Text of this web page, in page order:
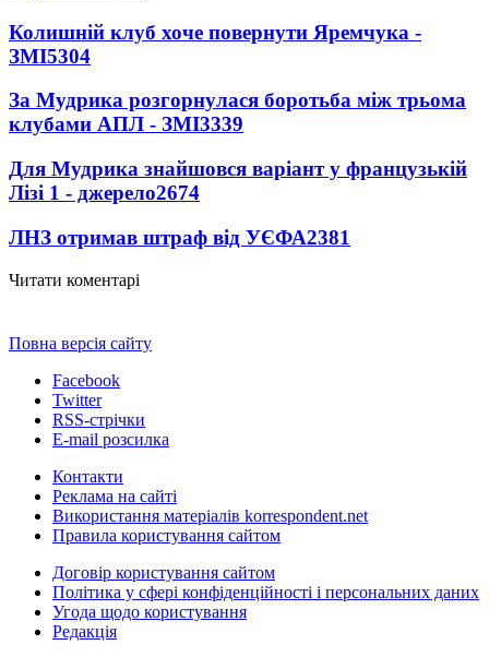
Колишній клуб хоче повернути Яремчука -
ЗМІ5304
За Мудрика розгорнулася боротьба між трьома
клубами АПЛ - ЗМІ3339
Для Мудрика знайшовся варіант у французькій
Лізі 1 - джерело2674
ЛНЗ отримав штраф від УЄФА2381
Читати коментарі
Повна версія сайту
Facebook
Twitter
RSS-стрічки
E-mail розсилка
Контакти
Реклама на сайті
Використання матеріалів korrespondent.net
Правила користування сайтом
Договір користування сайтом
Політика у сфері конфіденційності і персональних даних
Угода щодо користування
Редакція